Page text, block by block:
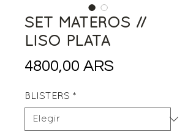
SET MATEROS //
LISO PLATA
4800,00 ARS
BLISTERS *